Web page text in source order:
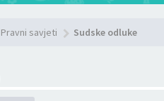
Pravni savjeti Sudske odluke